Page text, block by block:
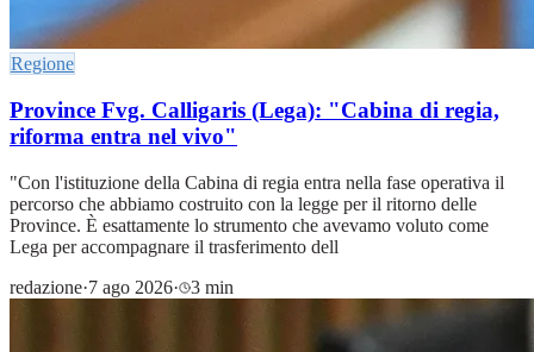
Regione
Province Fvg. Calligaris (Lega): "Cabina di regia,
riforma entra nel vivo"
"Con l'istituzione della Cabina di regia entra nella fase operativa il
percorso che abbiamo costruito con la legge per il ritorno delle
Province. È esattamente lo strumento che avevamo voluto come
Lega per accompagnare il trasferimento dell
redazione·7 ago 2026· 3 min